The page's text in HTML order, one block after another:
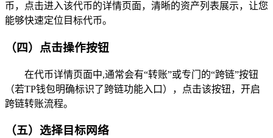
币，点击进入该代币的详情页面，清晰的资产列表展示，让您
能够快速定位目标代币。
（四）点击操作按钮
在代币详情页面中,通常会有“转账”或专门的“跨链”按钮
（若TP钱包明确标识了跨链功能入口），点击该按钮，开启
跨链转账流程。
（五）选择目标网络